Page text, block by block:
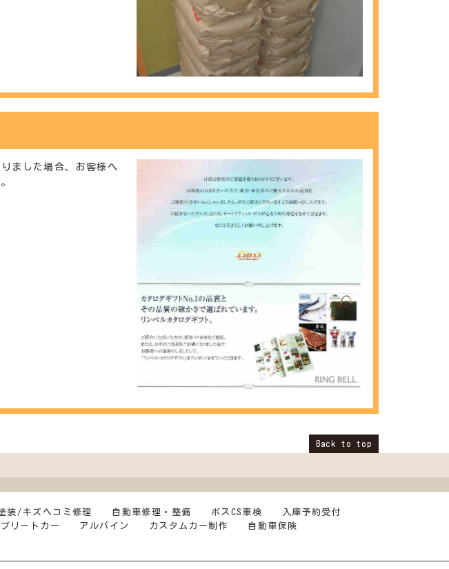
ました場合、お客様へ
Back to top
装/キズヘコミ修理 自動車修理・整備 ボスCS車検
入庫予約受付
リートカー アルパイン カスタムカー制作
自動車保険